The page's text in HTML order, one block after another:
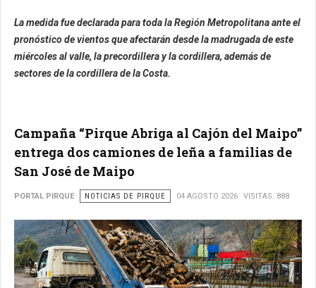
La medida fue declarada para toda la Región Metropolitana ante el
pronóstico de vientos que afectarán desde la madrugada de este
miércoles al valle, la precordillera y la cordillera, además de
sectores de la cordillera de la Costa.
Campaña “Pirque Abriga al Cajón del Maipo”
entrega dos camiones de leña a familias de
San José de Maipo
PORTAL PIRQUE NOTICIAS DE PIRQUE 04 AGOSTO 2026 VISITAS: 888